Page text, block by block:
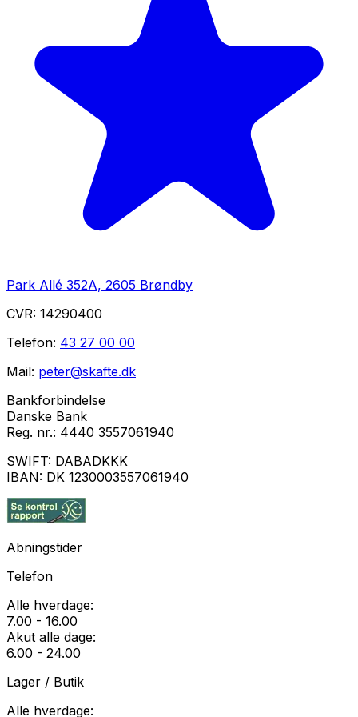
Park Allé 352A, 2605 Brøndby
CVR: 14290400
Telefon: 43 27 00 00
Mail: peter@skafte.dk
Bankforbindelse
Danske Bank
Reg. nr.: 4440 3557061940
SWIFT: DABADKKK
IBAN: DK 1230003557061940
Abningstider
Telefon
Alle hverdage:
7.00 - 16.00
Akut alle dage:
6.00 - 24.00
Lager / Butik
Alle hverdage: